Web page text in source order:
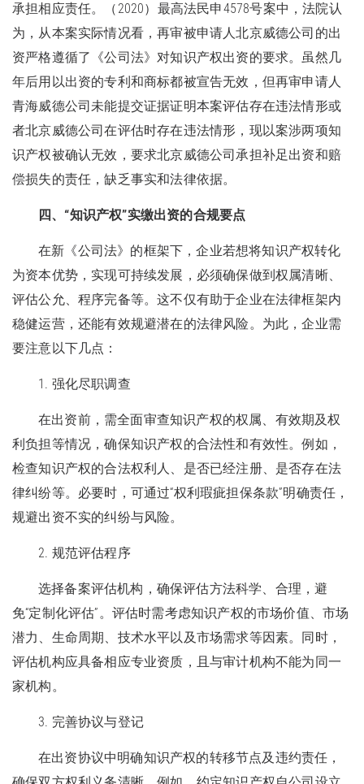
承担相应责任。（2020）最高法民申4578号案中，法院认
为，从本案实际情况看，再审被申请人北京威德公司的出
资严格遵循了《公司法》对知识产权出资的要求。虽然几
年后用以出资的专利和商标都被宣告无效，但再审申请人
青海威德公司未能提交证据证明本案评估存在违法情形或
者北京威德公司在评估时存在违法情形，现以案涉两项知
识产权被确认无效，要求北京威德公司承担补足出资和赔
偿损失的责任，缺乏事实和法律依据。
四、“知识产权”实缴出资的合规要点
在新《公司法》的框架下，企业若想将知识产权转化
为资本优势，实现可持续发展，必须确保做到权属清晰、
评估公允、程序完备等。这不仅有助于企业在法律框架内
稳健运营，还能有效规避潜在的法律风险。为此，企业需
要注意以下几点：
1. 强化尽职调查
在出资前，需全面审查知识产权的权属、有效期及权
利负担等情况，确保知识产权的合法性和有效性。例如，
检查知识产权的合法权利人、是否已经注册、是否存在法
律纠纷等。必要时，可通过“权利瑕疵担保条款”明确责任，
规避出资不实的纠纷与风险。
2. 规范评估程序
选择备案评估机构，确保评估方法科学、合理，避
免“定制化评估”。评估时需考虑知识产权的市场价值、市场
潜力、生命周期、技术水平以及市场需求等因素。同时，
评估机构应具备相应专业资质，且与审计机构不能为同一
家机构。
3. 完善协议与登记
在出资协议中明确知识产权的转移节点及违约责任，